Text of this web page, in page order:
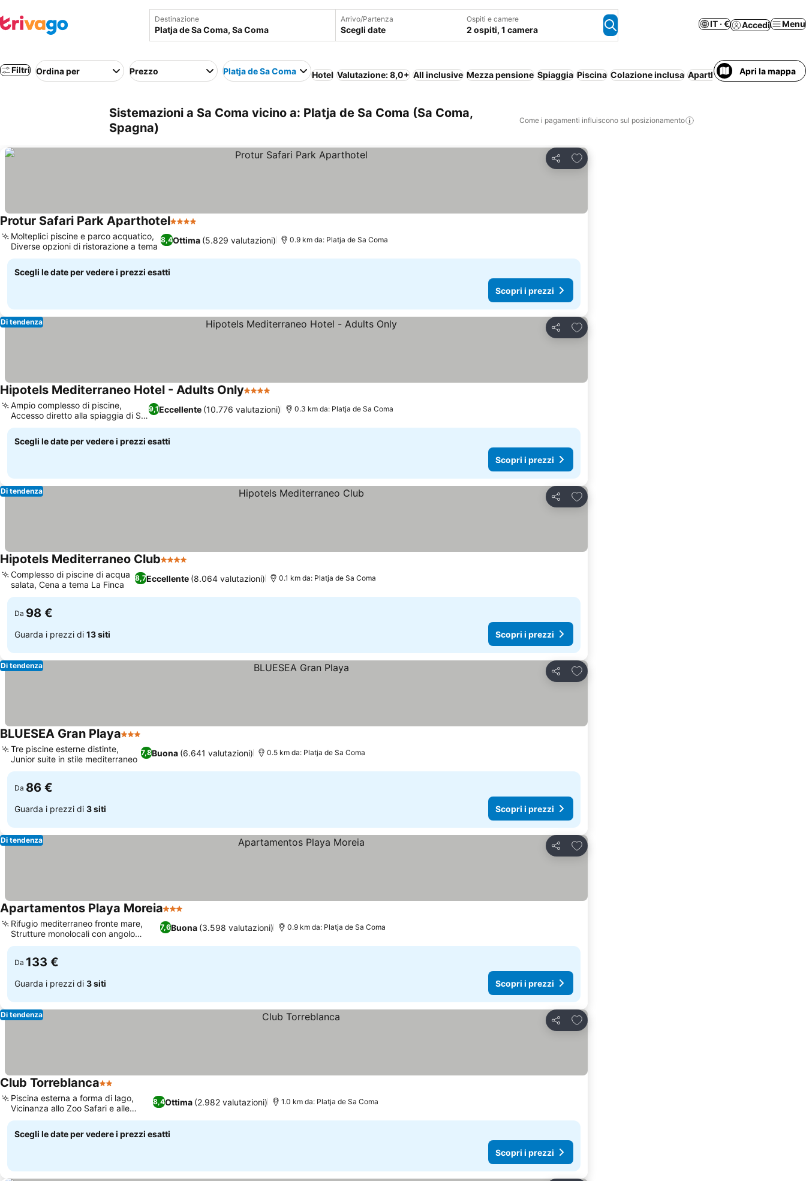
Destinazione Arrivo/Partenza
Scegli date
Ospiti e camere
2 ospiti, 1 camera
IT · € Accedi Menu
Filtri Ordina per Prezzo Platja de Sa Coma Hotel Valutazione: 8,0+ All inclusive Mezza pensione Spiaggia Piscina Colazione inclusa Aparthotel Resort Famiglie
Apri la mappa
Sistemazioni a Sa Coma vicino a: Platja de Sa Coma (Sa Coma,
Spagna)
Come i pagamenti influiscono sul posizionamento
Condividi
Aggiungi ai preferiti
Protur Safari Park Aparthotel4 Stelle
8,4Ottima (5.829 valutazioni)
Molteplici piscine e parco acquatico,
Diverse opzioni di ristorazione a tema
0.9 km da: Platja de Sa Coma
Scegli le date per vedere i prezzi esatti
Scopri i prezzi
Condividi
Aggiungi ai preferiti
Di tendenza
Hipotels Mediterraneo Hotel - Adults Only4 Stelle
9,1Eccellente (10.776 valutazioni)
Ampio complesso di piscine,
Accesso diretto alla spiaggia di Sa
Coma
0.3 km da: Platja de Sa Coma
Scegli le date per vedere i prezzi esatti
Scopri i prezzi
Condividi
Aggiungi ai preferiti
Di tendenza
Hipotels Mediterraneo Club4 Stelle
8,7Eccellente (8.064 valutazioni)
Complesso di piscine di acqua
salata, Cena a tema La Finca
0.1 km da: Platja de Sa Coma
Da 98 €
Guarda i prezzi di 13 siti Scopri i prezzi
Condividi
Aggiungi ai preferiti
Di tendenza
BLUESEA Gran Playa3 Stelle
7,8Buona (6.641 valutazioni)
Tre piscine esterne distinte,
Junior suite in stile mediterraneo
0.5 km da: Platja de Sa Coma
Da 86 €
Guarda i prezzi di 3 siti Scopri i prezzi
Condividi
Aggiungi ai preferiti
Di tendenza
Apartamentos Playa Moreia3 Stelle
7,6Buona (3.598 valutazioni)
Rifugio mediterraneo fronte mare,
Strutture monolocali con angolo
cottura
0.9 km da: Platja de Sa Coma
Da 133 €
Guarda i prezzi di 3 siti Scopri i prezzi
Condividi
Aggiungi ai preferiti
Di tendenza
Club Torreblanca2 Stelle
8,4Ottima (2.982 valutazioni)
Piscina esterna a forma di lago,
Vicinanza allo Zoo Safari e alle
grotte
1.0 km da: Platja de Sa Coma
Scegli le date per vedere i prezzi esatti
Scopri i prezzi